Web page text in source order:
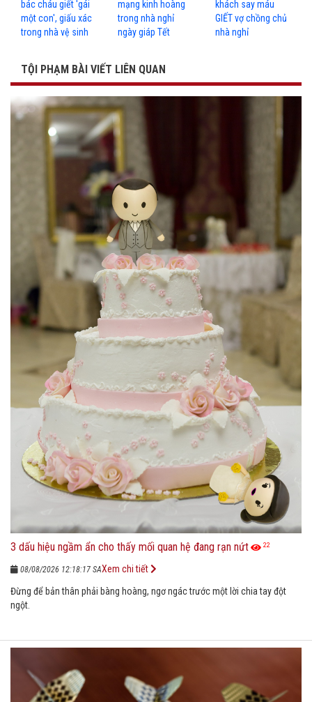
bác cháu giết 'gái
một con', giấu xác
trong nhà vệ sinh
mạng kinh hoàng
trong nhà nghỉ
ngày giáp Tết
khách say máu
GIẾT vợ chồng chủ
nhà nghỉ
TỘI PHẠM BÀI VIẾT LIÊN QUAN
3 dấu hiệu ngầm ẩn cho thấy mối quan hệ đang rạn nứt 22
08/08/2026 12:18:17 SA
Đừng để bản thân phải bàng hoàng, ngơ ngác trước một lời chia tay đột
ngột.
Xem chi tiết